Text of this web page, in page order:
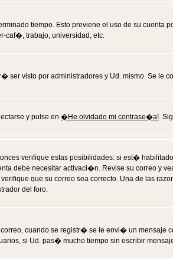
tiempo. Esto previene el uso de su cuenta
caf�, trabajo, universidad, etc.
ser visto por administradores y Ud. mismo. Se le
y pulse en �He olvidado mi contrase�a!.
verifique estas posibilidades: si est�
debe necesitar activaci�n. Revise su correo y
que su correo sea correcto. Una de las
del foro.
cuando se registr� se le envi� un mensaje
si Ud. pas� mucho tiempo sin escribir